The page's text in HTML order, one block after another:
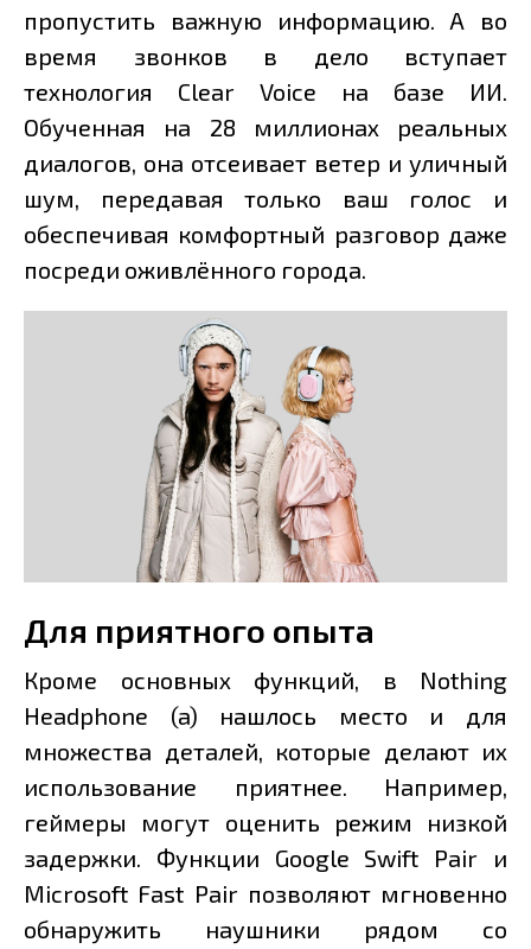
пропустить важную информацию. А во
время звонков в дело вступает
технология Clear Voice на базе ИИ.
Обученная на 28 миллионах реальных
диалогов, она отсеивает ветер и уличный
шум, передавая только ваш голос и
обеспечивая комфортный разговор даже
посреди оживлённого города.
Для приятного опыта
Кроме основных функций, в Nothing
Headphone (a) нашлось место и для
множества деталей, которые делают их
использование приятнее. Например,
геймеры могут оценить режим низкой
задержки. Функции Google Swift Pair и
Microsoft Fast Pair позволяют мгновенно
обнаружить наушники рядом со